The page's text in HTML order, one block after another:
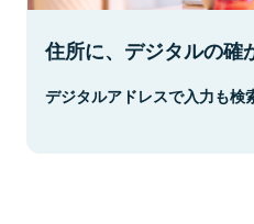
住所に、デジタルの確
デジタルアドレスで入力も検